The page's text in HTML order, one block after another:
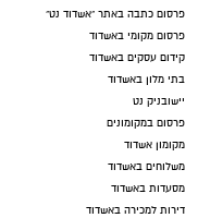
פרסום כתבה באתר "אשדוד נט"
פרסום מקומי באשדוד
קידום עסקים באשדוד
בתי מלון באשדוד
יישובניק נט
פרסום במקומונים
מקומון אשדוד
משלוחים באשדוד
מסעדות באשדוד
דירות למכירה באשדוד